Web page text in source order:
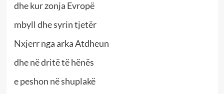
dhe kur zonja Evropë
mbyll dhe syrin tjetër
Nxjerr nga arka Atdheun
dhe në dritë të hënës
e peshon në shuplakë